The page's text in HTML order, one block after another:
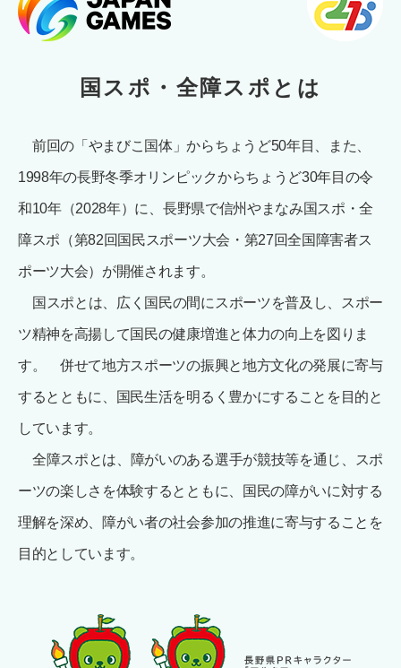
国スポ・全障スポとは
前回の「やまびこ国体」からちょうど50年目、また、
1998年の長野冬季オリンピックからちょうど30年目の令
和10年（2028年）に、長野県で信州やまなみ国スポ・全
障スポ（第82回国民スポーツ大会・第27回全国障害者ス
ポーツ大会）が開催されます。
国スポとは、広く国民の間にスポーツを普及し、スポー
ツ精神を高揚して国民の健康増進と体力の向上を図りま
す。 併せて地方スポーツの振興と地方文化の発展に寄与
するとともに、国民生活を明るく豊かにすることを目的と
しています。
全障スポとは、障がいのある選手が競技等を通じ、スポ
ーツの楽しさを体験するとともに、国民の障がいに対する
理解を深め、障がい者の社会参加の推進に寄与することを
目的としています。